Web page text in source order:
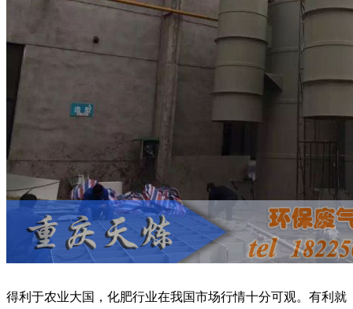
得利于农业大国，化肥行业在我国市场行情十分可观。有利就